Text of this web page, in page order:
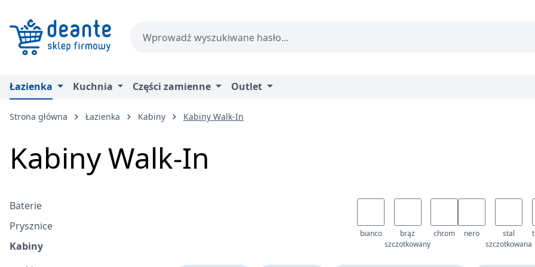
Łazienka Kuchnia Części zamienne Outlet
Strona główna Łazienka Kabiny Kabiny Walk-In
Kabiny Walk-In
Baterie
Prysznice
Kabiny
bianco
brąz
szczotkowany
chrom nero
stal
szczotkowana